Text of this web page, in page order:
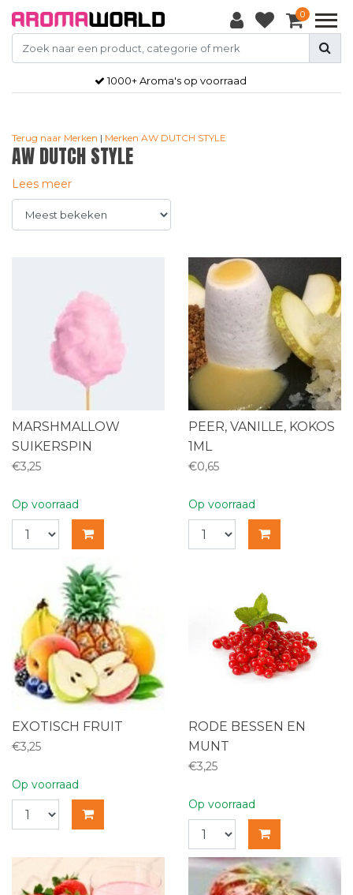
0
Gratisverzendkosten vanaf €50,-
Terug naar Merken | Merken AW DUTCH STYLE
AW DUTCH STYLE
Lees meer
MARSHMALLOW
SUIKERSPIN
€3,25
Op voorraad
PEER, VANILLE, KOKOS
1ML
€0,65
Op voorraad
EXOTISCH FRUIT
€3,25
Op voorraad
RODE BESSEN EN
MUNT
€3,25
Op voorraad